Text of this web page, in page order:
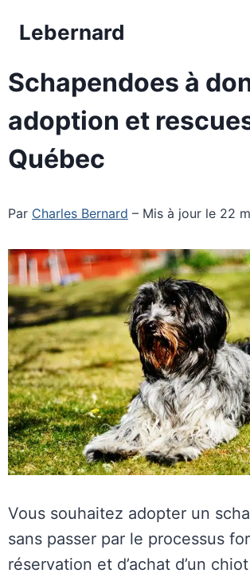
Lebernard
Schapendoes à
adoption et
Québec
Par Charles Bernard – Mis à jour le 22
Vous souhaitez adopter un
sans passer par le processus
réservation et d’achat d’un